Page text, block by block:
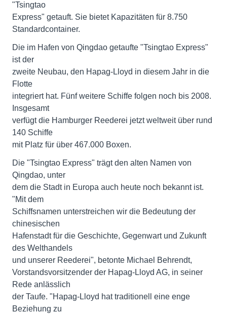
"Tsingtao
Express" getauft. Sie bietet Kapazitäten für 8.750
Standardcontainer.
Die im Hafen von Qingdao getaufte "Tsingtao Express"
ist der
zweite Neubau, den Hapag-Lloyd in diesem Jahr in die
Flotte
integriert hat. Fünf weitere Schiffe folgen noch bis 2008.
Insgesamt
verfügt die Hamburger Reederei jetzt weltweit über rund
140 Schiffe
mit Platz für über 467.000 Boxen.
Die "Tsingtao Express" trägt den alten Namen von
Qingdao, unter
dem die Stadt in Europa auch heute noch bekannt ist.
"Mit dem
Schiffsnamen unterstreichen wir die Bedeutung der
chinesischen
Hafenstadt für die Geschichte, Gegenwart und Zukunft
des Welthandels
und unserer Reederei", betonte Michael Behrendt,
Vorstandsvorsitzender der Hapag-Lloyd AG, in seiner
Rede anlässlich
der Taufe. "Hapag-Lloyd hat traditionell eine enge
Beziehung zu